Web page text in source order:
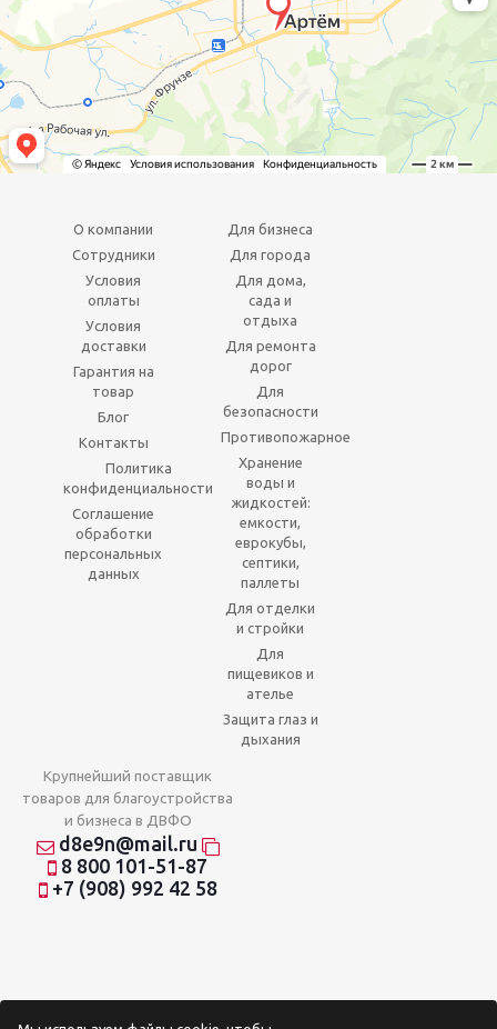
О компании
Сотрудники
Условия
оплаты
Условия
доставки
Гарантия на
товар
Блог
Контакты
Политика
конфиденциальности
Соглашение
обработки
персональных
данных
Для бизнеса
Для города
Для дома,
сада и
отдыха
Для ремонта
дорог
Для
безопасности
Противопожарное
Хранение
воды и
жидкостей:
емкости,
еврокубы,
септики,
паллеты
Для отделки
и стройки
Для
пищевиков и
ателье
Защита глаз и
дыхания
Крупнейший поставщик
товаров для благоустройства
и бизнеса в ДВФО
d8e9n@mail.ru
8 800 101-51-87
+7 (908) 992 42 58